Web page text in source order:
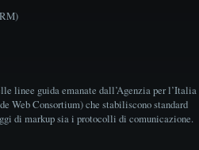
linee guida emanate dall’Agenzia per l’Italia
Web Consortium) che stabiliscono standard
di markup sia i protocolli di comunicazione.